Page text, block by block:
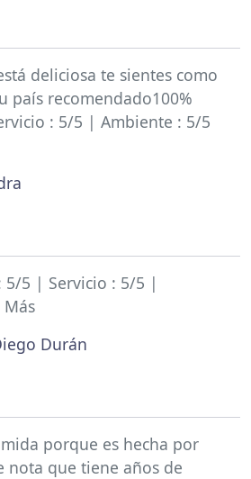
deliciosa te sientes como
país recomendado100%
: 5/5 | Ambiente : 5/5
: 5/5 | Servicio : 5/5 |
Durán
porque es hecha por
nota que tiene años de